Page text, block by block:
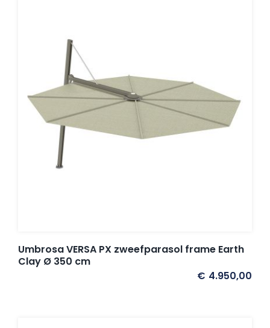
Umbrosa VERSA PX zweefparasol frame Earth
Clay Ø 350 cm
€ 4.950,00